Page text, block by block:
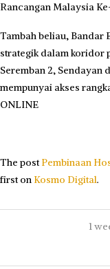
Rancangan Malaysia
Tambah beliau, Bandar
strategik dalam koridor
Seremban 2, Sendayan
mempunyai akses
ONLINE
The postPembinaan
first on Kosmo Digital.
1